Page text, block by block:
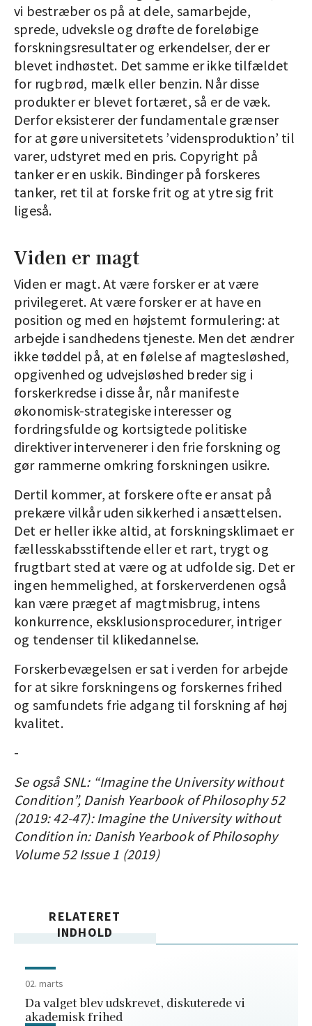
vi bestræber os på at dele, samarbejde,
sprede, udveksle og drøfte de foreløbige
forskningsresultater og erkendelser, der er
blevet indhøstet. Det samme er ikke tilfældet
for rugbrød, mælk eller benzin. Når disse
produkter er blevet fortæret, så er de væk.
Derfor eksisterer der fundamentale grænser
for at gøre universitetets ’vidensproduktion’ til
varer, udstyret med en pris. Copyright på
tanker er en uskik. Bindinger på forskeres
tanker, ret til at forske frit og at ytre sig frit
ligeså.
Viden er magt
Viden er magt. At være forsker er at være
privilegeret. At være forsker er at have en
position og med en højstemt formulering: at
arbejde i sandhedens tjeneste. Men det ændrer
ikke tøddel på, at en følelse af magtesløshed,
opgivenhed og udvejsløshed breder sig i
forskerkredse i disse år, når manifeste
økonomisk-strategiske interesser og
fordringsfulde og kortsigtede politiske
direktiver intervenerer i den frie forskning og
gør rammerne omkring forskningen usikre.
Dertil kommer, at forskere ofte er ansat på
prekære vilkår uden sikkerhed i ansættelsen.
Det er heller ikke altid, at forskningsklimaet er
fællesskabsstiftende eller et rart, trygt og
frugtbart sted at være og at udfolde sig. Det er
ingen hemmelighed, at forskerverdenen også
kan være præget af magtmisbrug, intens
konkurrence, eksklusionsprocedurer, intriger
og tendenser til klikedannelse.
Forskerbevægelsen er sat i verden for arbejde
for at sikre forskningens og forskernes frihed
og samfundets frie adgang til forskning af høj
kvalitet.
-
Se også SNL: “Imagine the University without
Condition”, Danish Yearbook of Philosophy 52
(2019: 42-47): Imagine the University without
Condition in: Danish Yearbook of Philosophy
Volume 52 Issue 1 (2019)
RELATERET
INDHOLD
02. marts
Da valget blev udskrevet, diskuterede vi
akademisk frihed